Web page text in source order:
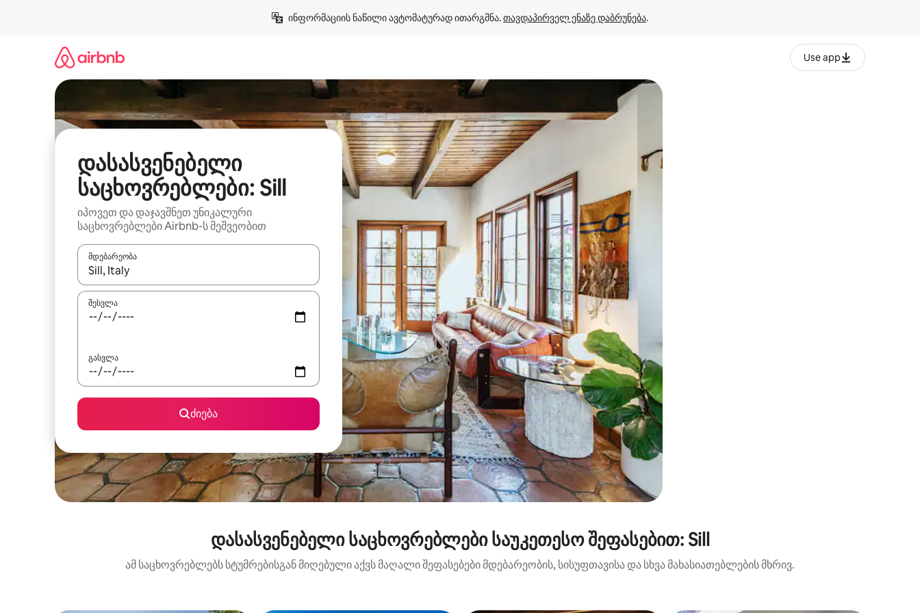
ინფორმაციის ნაწილი ავტომატურად ითარგმნა. თავდაპირველ ენაზე დაბრუნება.
Use app
დასასვენებელი
საცხოვრებლები: Sill
იპოვეთ და დაჯავშნეთ უნიკალური
საცხოვრებლები Airbnb-ს მეშვეობით
მდებარეობა
როცა შედეგები ხელმისაწვდომი გახდება, ნავიგაციისთვის გამოიყენეთ კლავიშები ზემოთ/ქვემოთ მიმართული ისრებით ან შეხებისა თუ თითის გასმის ჟესტები.
შესვლა
გასვლა
ძიება
დასასვენებელი საცხოვრებლები საუკეთესო შეფასებით: Sill
ამ საცხოვრებლებს სტუმრებისგან მიღებული აქვს მაღალი შეფასებები მდებარეობის, სისუფთავისა და სხვა მახასიათებლების მხრივ.